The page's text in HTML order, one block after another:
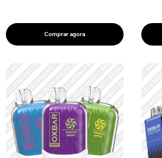
Comprar agora